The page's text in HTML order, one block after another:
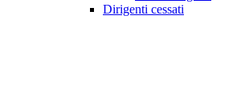
Dirigenti cessati